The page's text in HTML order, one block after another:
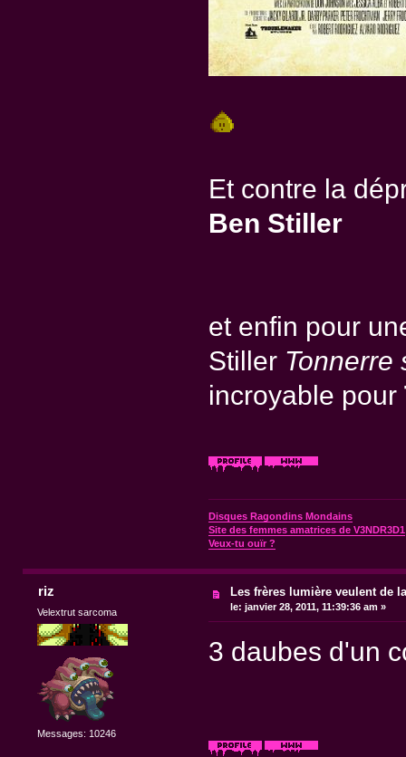
Et contre la
Ben Stiller
et enfin pour
Stiller Tonnerre
incroyable pour
Disques Ragondins Mondains
Site des femmes amatrices de V3NDR3D1
Veux-tu ouïr ?
riz
Velextrut sarcoma
Messages: 10246
Les frères lumière veulent de
le: janvier 28, 2011, 11:39:36 am »
3 daubes d'un